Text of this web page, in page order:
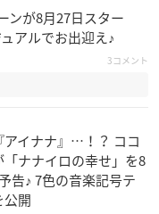
ンが8月27日スター
アルでお出迎え♪
3コメント
アイナナ』…！？ ココ
「ナナイロの幸せ」を8
告♪ 7色の音楽記号テ
公開